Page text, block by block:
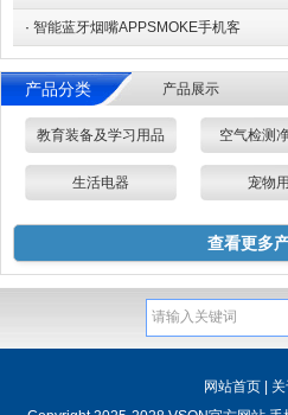
· 智能蓝牙烟嘴APPSMOKE手机客
产品分类 产品展示
教育装备及学习用品 空气检测
生活电器 宠物
查看更多
网站首页|